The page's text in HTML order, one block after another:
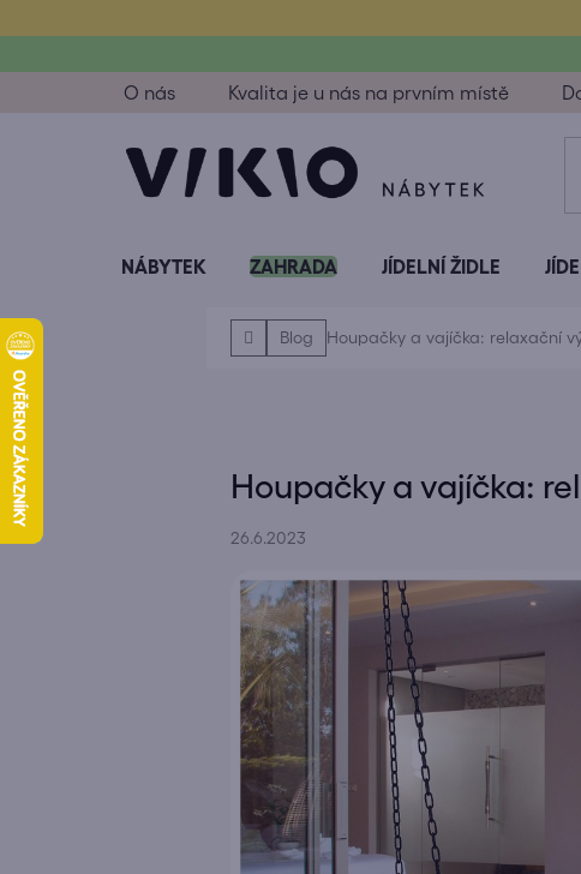
na
O nás
Kvalita je u nás na prvním místě
NÁBYTEK ZAHRADA JÍDELNÍ ŽIDLE
DomůBlog Houpačky a vajíčka: relaxační
Houpačky a vajíčka:
26.6.2023